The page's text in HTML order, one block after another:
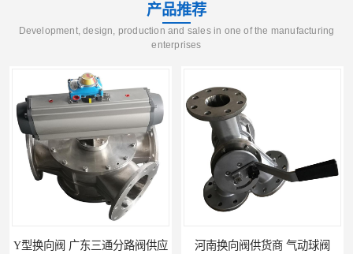
产品推荐
Development, design, production and sales in one of the manufacturing
enterprises
Y型换向阀 广东三通分路阀供应 河南换向阀供货商 气动球阀